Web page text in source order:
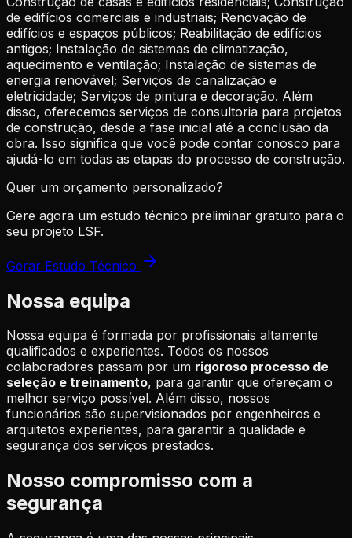
de edifícios comerciais e industriais; Renovação de
edifícios e espaços públicos; Reabilitação de edifícios
antigos; Instalação de sistemas de climatização,
aquecimento e ventilação; Instalação de sistemas de
energia renovável; Serviços de canalização e
eletricidade; Serviços de pintura e decoração. Além
disso, oferecemos serviços de consultoria para projetos
de construção, desde a fase inicial até a conclusão da
obra. Isso significa que você pode contar conosco para
ajudá-lo em todas as etapas do processo de construção.
Quer um orçamento personalizado?
Gere agora um estudo técnico preliminar gratuito para o
seu projeto LSF.
Gerar Estudo Técnico
Nossa equipa
Nossa equipa é formada por profissionais altamente
qualificados e experientes. Todos os nossos
colaboradores passam por um rigoroso processo de
seleção e treinamento, para garantir que ofereçam o
melhor serviço possível. Além disso, nossos
funcionários são supervisionados por engenheiros e
arquitetos experientes, para garantir a qualidade e
segurança dos serviços prestados.
Nosso compromisso com a
segurança